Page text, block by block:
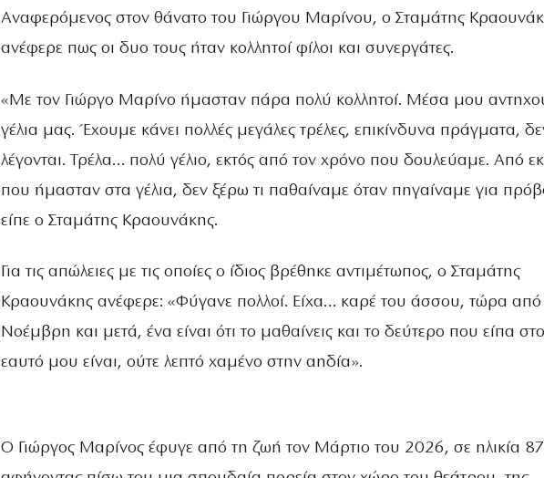
Αναφερόμενος στον θάνατο του Γιώργου Μαρίνου, ο Σταμάτης
ανέφερε πως οι δυο τους ήταν κολλητοί φίλοι και συνεργάτες.
«Με τον Γιώργο Μαρίνο ήμασταν πάρα πολύ κολλητοί. Μέσα μου
γέλια μας. Έχουμε κάνει πολλές μεγάλες τρέλες, επικίνδυνα πράγματα,
λέγονται. Τρέλα… πολύ γέλιο, εκτός από τον χρόνο που δουλεύαμε. Από
που ήμασταν στα γέλια, δεν ξέρω τι παθαίναμε όταν πηγαίναμε για
είπε ο Σταμάτης Κραουνάκης.
Για τις απώλειες με τις οποίες ο ίδιος βρέθηκε αντιμέτωπος, ο Σταμάτης
Κραουνάκης ανέφερε: «Φύγανε πολλοί. Είχα… καρέ του άσσου, τώρα από
Νοέμβρη και μετά, ένα είναι ότι το μαθαίνεις και το δεύτερο που είπα
εαυτό μου είναι, ούτε λεπτό χαμένο στην αηδία».
Ο Γιώργος Μαρίνος έφυγε από τη ζωή τον Μάρτιο του 2026, σε ηλικία 87